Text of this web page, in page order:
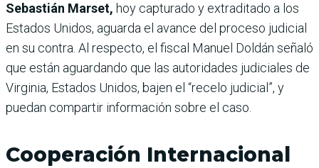
Sebastián Marset, hoy capturado y extraditado a los
Estados Unidos, aguarda el avance del proceso judicial
en su contra. Al respecto, el fiscal Manuel Doldán señaló
que están aguardando que las autoridades judiciales de
Virginia, Estados Unidos, bajen el “recelo judicial”, y
puedan compartir información sobre el caso.
Cooperación Internacional